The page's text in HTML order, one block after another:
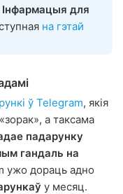
Інфармацыя для
на гэтай
ў Telegram, якія
а таксама
падарунку
гандаль на
ужо дораць адно
у месяц.